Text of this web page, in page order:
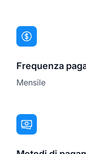
Frequenza
Mensile